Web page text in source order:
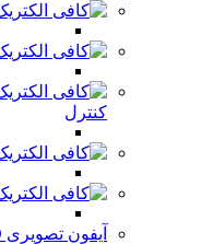
کنترل
آیفون تصویری HD